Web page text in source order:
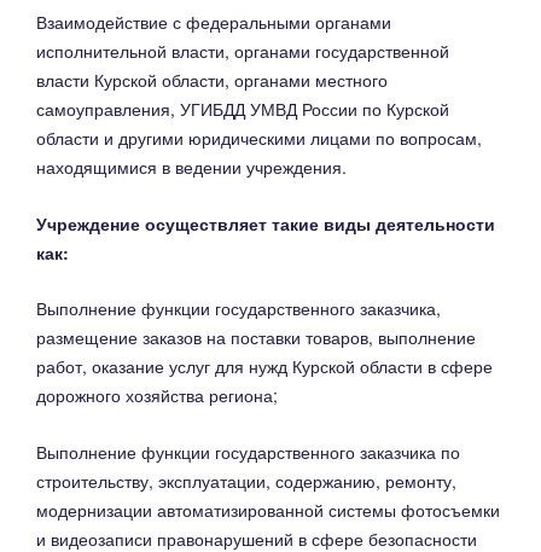
Взаимодействие с федеральными органами
исполнительной власти, органами государственной
власти Курской области, органами местного
самоуправления, УГИБДД УМВД России по Курской
области и другими юридическими лицами по вопросам,
находящимися в ведении учреждения.
Учреждение осуществляет такие виды деятельности
как:
Выполнение функции государственного заказчика,
размещение заказов на поставки товаров, выполнение
работ, оказание услуг для нужд Курской области в сфере
дорожного хозяйства региона;
Выполнение функции государственного заказчика по
строительству, эксплуатации, содержанию, ремонту,
модернизации автоматизированной системы фотосъемки
и видеозаписи правонарушений в сфере безопасности